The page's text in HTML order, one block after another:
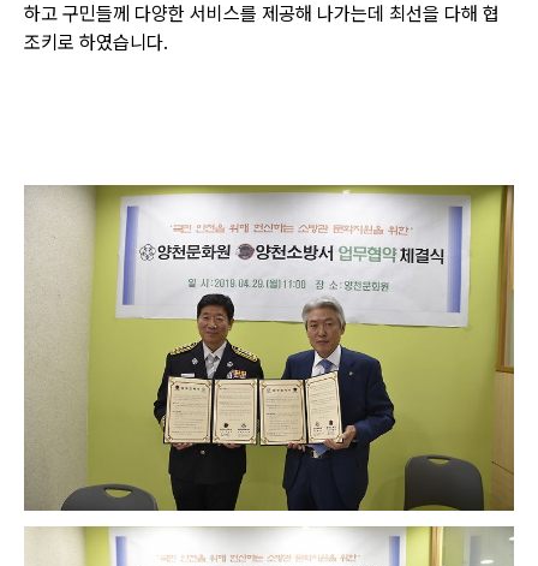
하고 구민들께 다양한 서비스를 제공해 나가는데 최선을 다해 협
조키로 하였습니다.